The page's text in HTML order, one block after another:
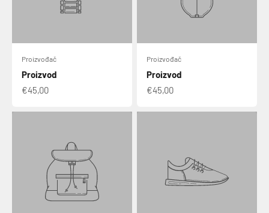
Proizvođač
Proizvod
€45,00
Proizvođač
Proizvod
€45,00